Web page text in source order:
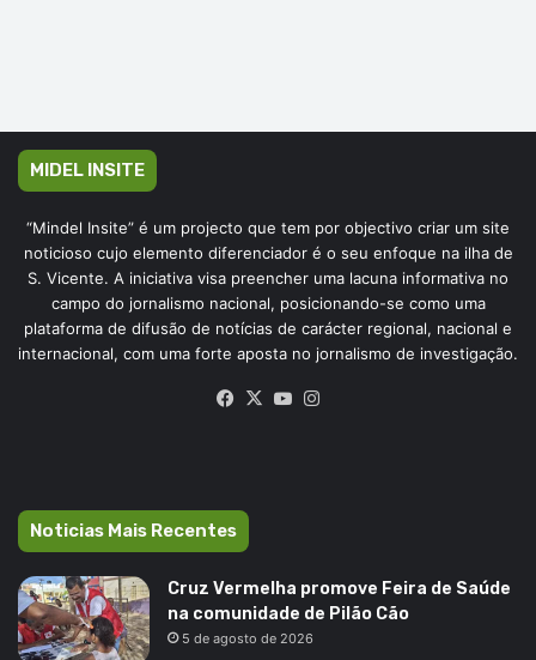
MIDEL INSITE
“Mindel Insite” é um projecto que tem por objectivo criar um site
noticioso cujo elemento diferenciador é o seu enfoque na ilha de
S. Vicente. A iniciativa visa preencher uma lacuna informativa no
campo do jornalismo nacional, posicionando-se como uma
plataforma de difusão de notícias de carácter regional, nacional e
internacional, com uma forte aposta no jornalismo de investigação.
Facebook
X YouTube
Noticias Mais Recentes
Cruz Vermelha promove Feira de Saúde
na comunidade de Pilão Cão
5 de agosto de 2026